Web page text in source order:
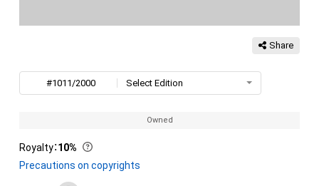
Share
#1011/2000 Select Edition
Owned
Royalty：10%
Precautions on copyrights